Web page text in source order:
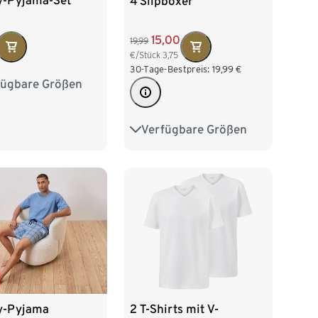
Größen
M 48/50
19,99 15,00
€/Stück3,75
30-Tage-Bestpreis: 19,99 €
Verfügbare Größen
S/4 M/5 L/6
Pyjama
2 T-Shirts mit V-